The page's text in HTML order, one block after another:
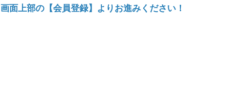
画面上部の【会員登録】よりお進みください！